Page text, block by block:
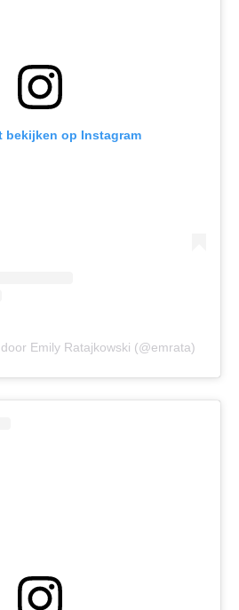
bekijken op Instagram
Emily Ratajkowski (@emrata)